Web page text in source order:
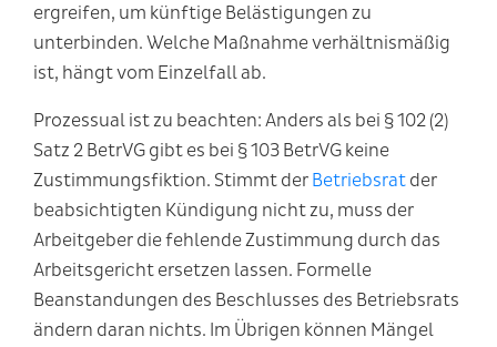
ergreifen, um künftige Belästigungen zu
unterbinden. Welche Maßnahme verhältnismäßig
ist, hängt vom Einzelfall ab.
Prozessual ist zu beachten: Anders als bei § 102 (2)
Satz 2 BetrVG gibt es bei § 103 BetrVG keine
Zustimmungsfiktion. Stimmt derBetriebsratder
beabsichtigten Kündigung nicht zu, muss der
Arbeitgeber die fehlende Zustimmung durch das
Arbeitsgericht ersetzen lassen. Formelle
Beanstandungen des Beschlusses des Betriebsrats
ändern daran nichts. Im Übrigen können Mängel